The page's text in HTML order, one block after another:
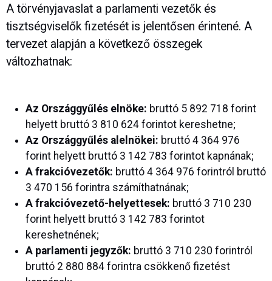
A törvényjavaslat a parlamenti vezetők és
tisztségviselők fizetését is jelentősen érintené. A
tervezet alapján a következő összegek
változhatnak:
Az Országgyűlés elnöke: bruttó 5 892 718 forint
helyett bruttó 3 810 624 forintot kereshetne;
Az Országgyűlés alelnökei: bruttó 4 364 976
forint helyett bruttó 3 142 783 forintot kapnának;
A frakcióvezetők: bruttó 4 364 976 forintról bruttó
3 470 156 forintra számíthatnának;
A frakcióvezető-helyettesek: bruttó 3 710 230
forint helyett bruttó 3 142 783 forintot
kereshetnének;
A parlamenti jegyzők: bruttó 3 710 230 forintról
bruttó 2 880 884 forintra csökkenő fizetést